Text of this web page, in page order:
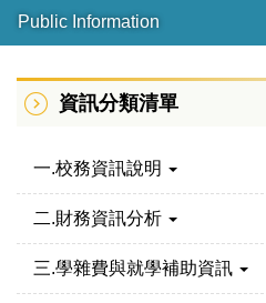
Public Information
資訊分類清單
一.校務資訊說明
二.財務資訊分析
三.學雜費與就學補助資訊